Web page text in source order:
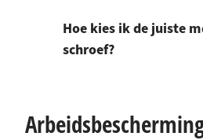
Hoe kies ik de juiste
schroef?